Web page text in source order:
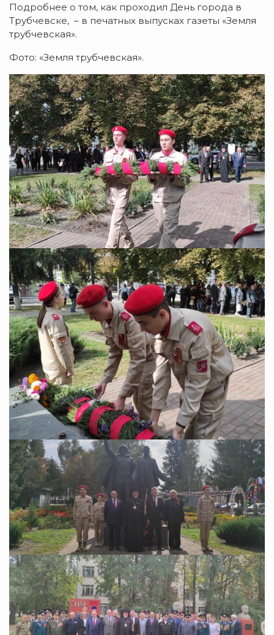
Подробнее о том, как проходил День города в
Трубчевске, – в печатных выпусках газеты «Земля
трубчевская».
Фото: «Земля трубчевская».